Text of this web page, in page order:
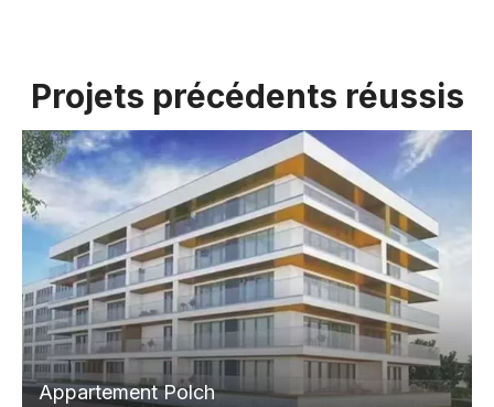
Projets précédents réussis
Appartement Polch